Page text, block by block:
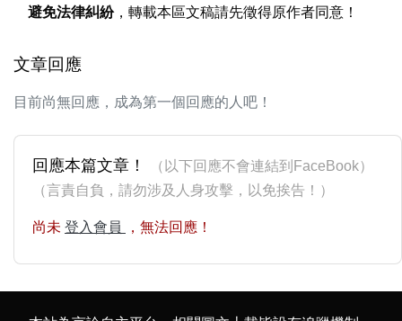
避免法律糾紛，轉載本區文稿請先徵得原作者同意！
文章回應
目前尚無回應，成為第一個回應的人吧！
回應本篇文章！
（以下回應不會連結到FaceBook）
（言責自負，請勿涉及人身攻擊，以免挨告！）
尚未 登入會員 ，無法回應！